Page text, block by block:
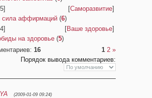
[Саморазвитие]
сила аффирмаций (6)
[Ваше здоровье]
на здоровье (5)
: 16 1 2 »
Порядок вывода комментариев:
(2009-01-09 09:24)